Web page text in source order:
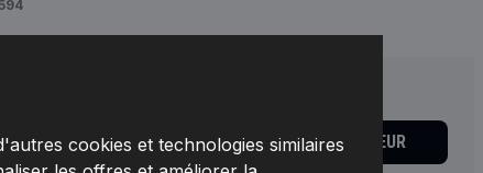
cookies et technologies similaires
Type de filetage:Filetage
TARIF REVENDEUR